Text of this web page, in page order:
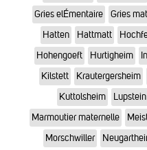
Gries elÉmentaire
Gries
Hatten
Hattmatt
Hohengoeft
Hurtigheim
Kilstett
Krautergersheim
Kuttolsheim
Lupstein
Marmoutier maternelle
Morschwiller